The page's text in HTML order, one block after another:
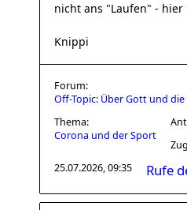
nicht ans "Laufen" -
Knippi
Forum:
Off-Topic: Über Gott und
Thema:
Corona und der Sport
25.07.2026, 09:35
Rufe